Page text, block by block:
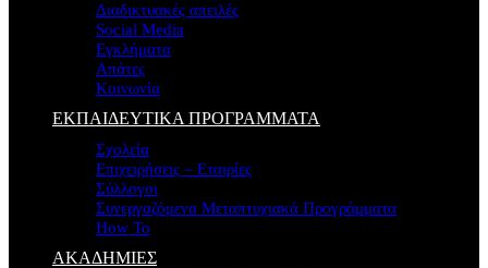
Διαδικτυακές απειλές
Social Media
Εγκλήματα
Απάτες
Κοινωνία
ΕΚΠΑΙΔΕΥΤΙΚΑ ΠΡΟΓΡΑΜΜΑΤΑ
Σχολεία
Επιχειρήσεις – Εταιρίες
Σύλλογοι
Συνεργαζόμενα Μεταπτυχιακά Προγράμματα
How To
ΑΚΑΔΗΜΙΕΣ